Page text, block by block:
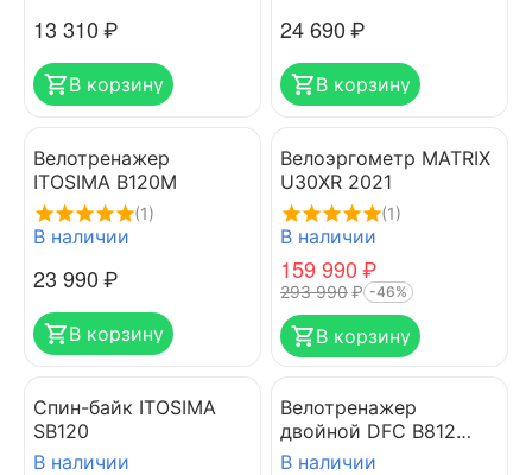
13 310₽
В корзину
24 690₽
В корзину
Велотренажер
ITOSIMA B120M
(1)
В наличии
23 990₽
В корзину
Велоэргометр MATRIX
U30XR 2021
(1)
В наличии
159 990₽
293 990₽ -46%
В корзину
Спин-байк ITOSIMA
SB120
В наличии
Велотренажер
двойной DFC B812
Dual Bike
В наличии